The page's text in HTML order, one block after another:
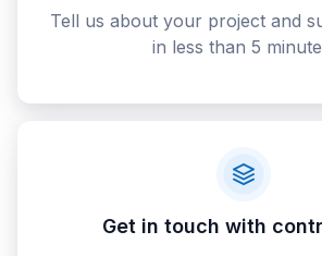
Tell us about your project and
in less than 5
Get in touch with